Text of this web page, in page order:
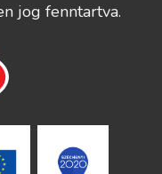
jog fenntartva.